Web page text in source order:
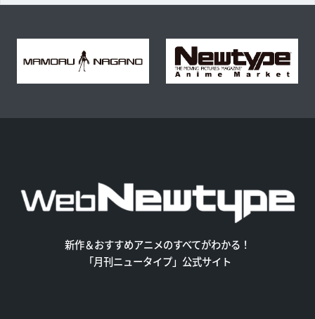
新作＆おすすめアニメのすべてがわかる！
「月刊ニュータイプ」公式サイト